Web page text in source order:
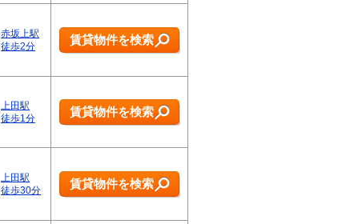
赤坂上駅
徒歩2分
賃貸物件を検索
上田駅
徒歩1分
賃貸物件を検索
上田駅
徒歩30分
賃貸物件を検索